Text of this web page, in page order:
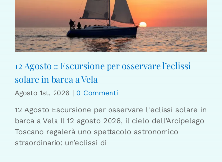
12 Agosto :: Escursione per osservare l’eclissi
solare in barca a Vela
Agosto 1st, 2026 | 0 Commenti
12 Agosto Escursione per osservare l'eclissi solare in
barca a Vela Il 12 agosto 2026, il cielo dell’Arcipelago
Toscano regalerà uno spettacolo astronomico
straordinario: un’eclissi di